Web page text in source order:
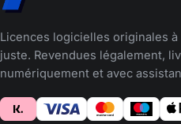
Licences logicielles originales
juste. Revendues légalement,
numériquement et avec